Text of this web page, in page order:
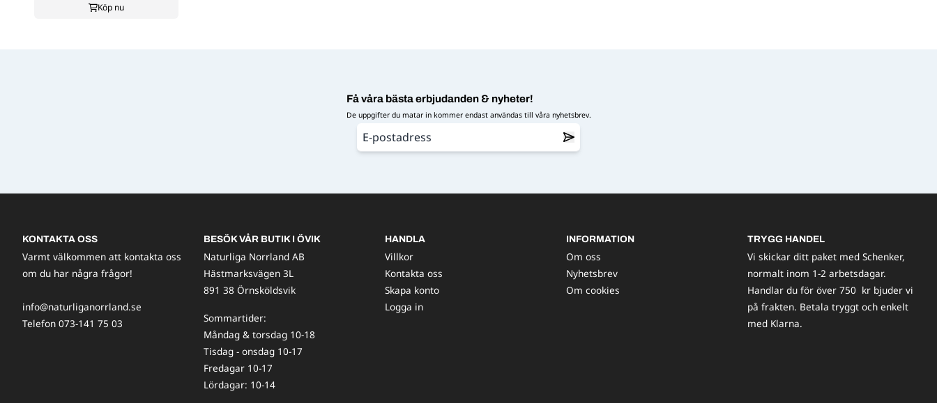
Köp nu
Få våra bästa erbjudanden & nyheter!
De uppgifter du matar in kommer endast användas till våra nyhetsbrev.
KONTAKTA OSS
Varmt välkommen att kontakta oss
om du har några frågor!
info@naturliganorrland.se
Telefon 073-141 75 03
BESÖK VÅR BUTIK I ÖVIK
Naturliga Norrland AB
Hästmarksvägen 3L
891 38 Örnsköldsvik
Sommartider:
Måndag & torsdag 10-18
Tisdag - onsdag 10-17
Fredagar 10-17
Lördagar: 10-14
HANDLA
Villkor
Kontakta oss
Skapa konto
Logga in
INFORMATION
Om oss
Nyhetsbrev
Om cookies
TRYGG HANDEL
Vi skickar ditt paket med Schenker,
normalt inom 1-2 arbetsdagar.
Handlar du för över 750 kr bjuder vi
på frakten. Betala tryggt och enkelt
med Klarna.